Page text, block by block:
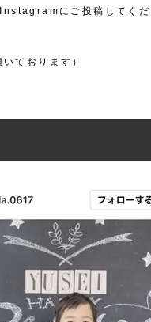
にご投稿してくだ
ております）